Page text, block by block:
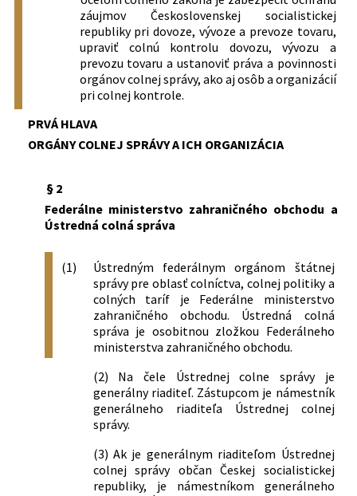
vyhlasuje zoznam colníc, colných
odbočiek a územných obvodov colníc
74/1980 Zb.
Nariadenie vlády Československej
socialistickej republiky, ktorým sa
vydáva colný sadzobník obchodného
tovaru
a dopĺňa vyhláška č. 119/1974 Zb.,
84/1980 Zb.
Vyhláška Federálneho ministerstva
zahraničného obchodu, ktorou sa
vydáva colný sadzobník neobchodného
3/1982 Zb.
Vyhláška Federálneho ministerstva
zahraničného obchodu o oslobodení
obchodného tovaru dovážaného a
pochádzajúceho z rozvojových krajín od
dovozného cla
70/1982 Zb.
zahraničného obchodu o oslobodení
niektorých druhov obchodného tovaru
od dovozného cla
182/1982 Zb.
Vyhláška Federálneho ministerstva
zahraničného obchodu, ktorou sa mení
vyhláška č. 70/1982 Zb. o oslobodení
niektorých druhov obchodného tovaru
niektorých ďalších organizáciách a
orgánoch
217/1992 Zb.
Zákon, ktorým sa mení a dopĺňa colný
zákon č. 44/1974 Zb. v znení neskorších
predpisov (úplné znenie č. 287/1991
Zb.)
180/1996 Z. z.
republiky Colný zákon
záujmov Československej socialistickej
republiky pri dovoze, vývoze a prevoze tovaru,
upraviť colnú kontrolu dovozu, vývozu a
prevozu tovaru a ustanoviť práva a povinnosti
orgánov colnej správy, ako aj osôb a organizácií
pri colnej kontrole.
PRVÁ HLAVA
ORGÁNY COLNEJ SPRÁVY A ICH ORGANIZÁCIA
§ 2
Federálne ministerstvo zahraničného obchodu a
Ústredná colná správa
(1)
Ústredným federálnym orgánom štátnej
správy pre oblasť colníctva, colnej politiky a
colných taríf je Federálne ministerstvo
zahraničného obchodu. Ústredná colná
správa je osobitnou zložkou Federálneho
ministerstva zahraničného obchodu.
(2) Na čele Ústrednej colne správy je
generálny riaditeľ. Zástupcom je námestník
generálneho riaditeľa Ústrednej colnej
správy.
(3) Ak je generálnym riaditeľom Ústrednej
colnej správy občan Českej socialistickej
republiky, je námestníkom generálneho